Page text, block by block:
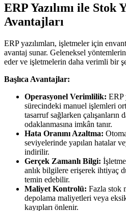
ERP Yazılımı ile Stok
Avantajları
ERP yazılımları, işletmeler için
avantaj sunar. Geleneksel
eder ve işletmelerin daha verimli bir
Başlıca Avantajlar:
Operasyonel Verimlilik: ERP
sürecindeki manuel işlemleri
tasarruf sağlarken çalışanların
odaklanmasına imkân tanır.
Hata Oranını Azaltma:
seviyelerinde yapılan hatalar
indirilir.
Gerçek Zamanlı Bilgi:
anlık bilgilere erişerek ihtiyaç
temin edebilir.
Maliyet Kontrolü: Fazla stok
depolama maliyetleri veya
kayıpları önlenir.